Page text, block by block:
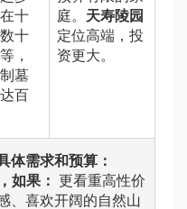
十
十
，
墓
百
庭。 天寿陵园
定位高端，投
资更大。
体需求和预算：
如果： 更看重高性价
、喜欢开阔的自然山